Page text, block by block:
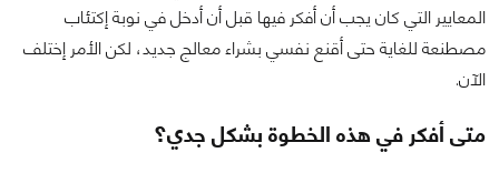
المعايير التي كان يجب أن أفكر فيها قبل أن أدخل في نوبة إكتئاب
مصطنعة للغاية حتى أقنع نفسي بشراء معالج جديد، لكن الأمر إختلف
الآن.
متى أفكر في هذه الخطوة بشكل جدي؟